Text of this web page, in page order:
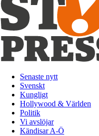
Senaste nytt
Svenskt
Kungligt
Hollywood & Världen
Politik
Vi avslöjar
Kändisar A-Ö